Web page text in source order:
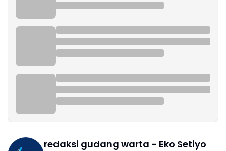
redaksi gudang warta - Eko Setiyo